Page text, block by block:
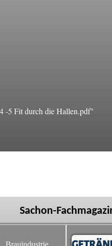
-5 Fit durch die Hallen.pdf"
Sachon-
Brauindustrie